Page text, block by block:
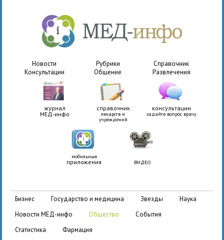
Новости Рубрики
Справочник
Консультации
Общение Развлечения
журнал
МЕД-инфо
справочник
лекарств и
учреждений
консультации
задайте вопрос врачу
мобильные
приложения ВИДЕО
бизнес государство и медицина звезды
наука
новости МЕД-инфо
общество
события
статистика
фармация